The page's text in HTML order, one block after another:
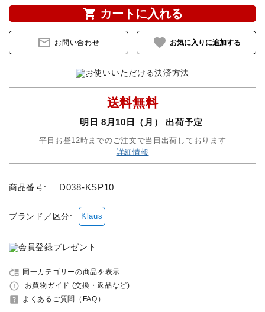
馬着
馬グッズ・アクセサリー
その他ペットグッズ
アウトレット商品
ブランド一覧
コンテンツ記事
INFORMATIOM
shopping_cart カートに入れる
mail_outline お問い合わせ favorite
送料無料
明日 8月10日（月） 出荷予定
平日お昼12時までのご注文で当日出荷しております
詳細情報
商品番号: D038-KSP10
ブランド／区分: Klaus
move_up 同一カテゴリーの商品を表示
error_outline お買物ガイド (交換・返品など)
help_center よくあるご質問（FAQ）